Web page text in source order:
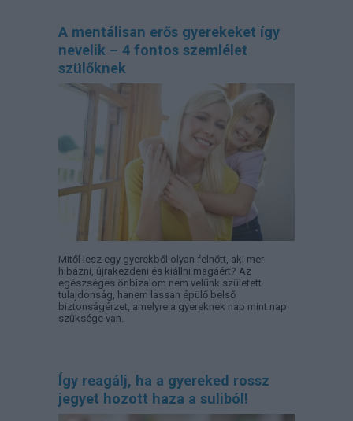
A mentálisan erős gyerekeket így
nevelik – 4 fontos szemlélet
szülőknek
Mitől lesz egy gyerekből olyan felnőtt, aki mer
hibázni, újrakezdeni és kiállni magáért? Az
egészséges önbizalom nem velünk született
tulajdonság, hanem lassan épülő belső
biztonságérzet, amelyre a gyereknek nap mint nap
szüksége van.
Így reagálj, ha a gyereked rossz
jegyet hozott haza a suliból!